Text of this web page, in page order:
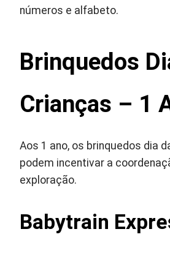
números e alfabeto.
Brinquedos
Crianças – 1
Aos 1 ano, os brinquedos dia
podem incentivar a
exploração.
Babytrain